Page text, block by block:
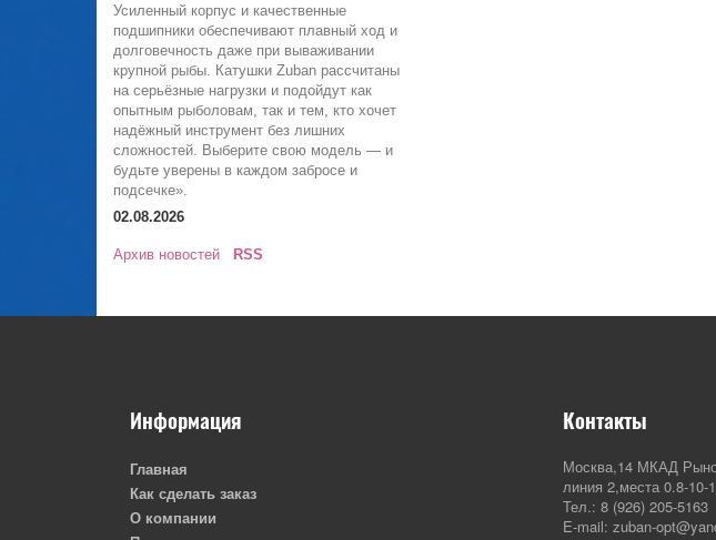
Усиленный корпус и качественные
подшипники обеспечивают плавный ход и
долговечность даже при вываживании
крупной рыбы. Катушки Zuban рассчитаны
на серьёзные нагрузки и подойдут как
опытным рыболовам, так и тем, кто хочет
надёжный инструмент без лишних
сложностей. Выберите свою модель — и
будьте уверены в каждом забросе и
подсечке».
02.08.2026
Архив новостей RSS
Информация
Главная
Как сделать заказ
О компании
Контакты
Москва,14 МКАД
линия 2,места 0.8-10-
Тел.: 8 (926) 205-5163
E-mail: zuban-